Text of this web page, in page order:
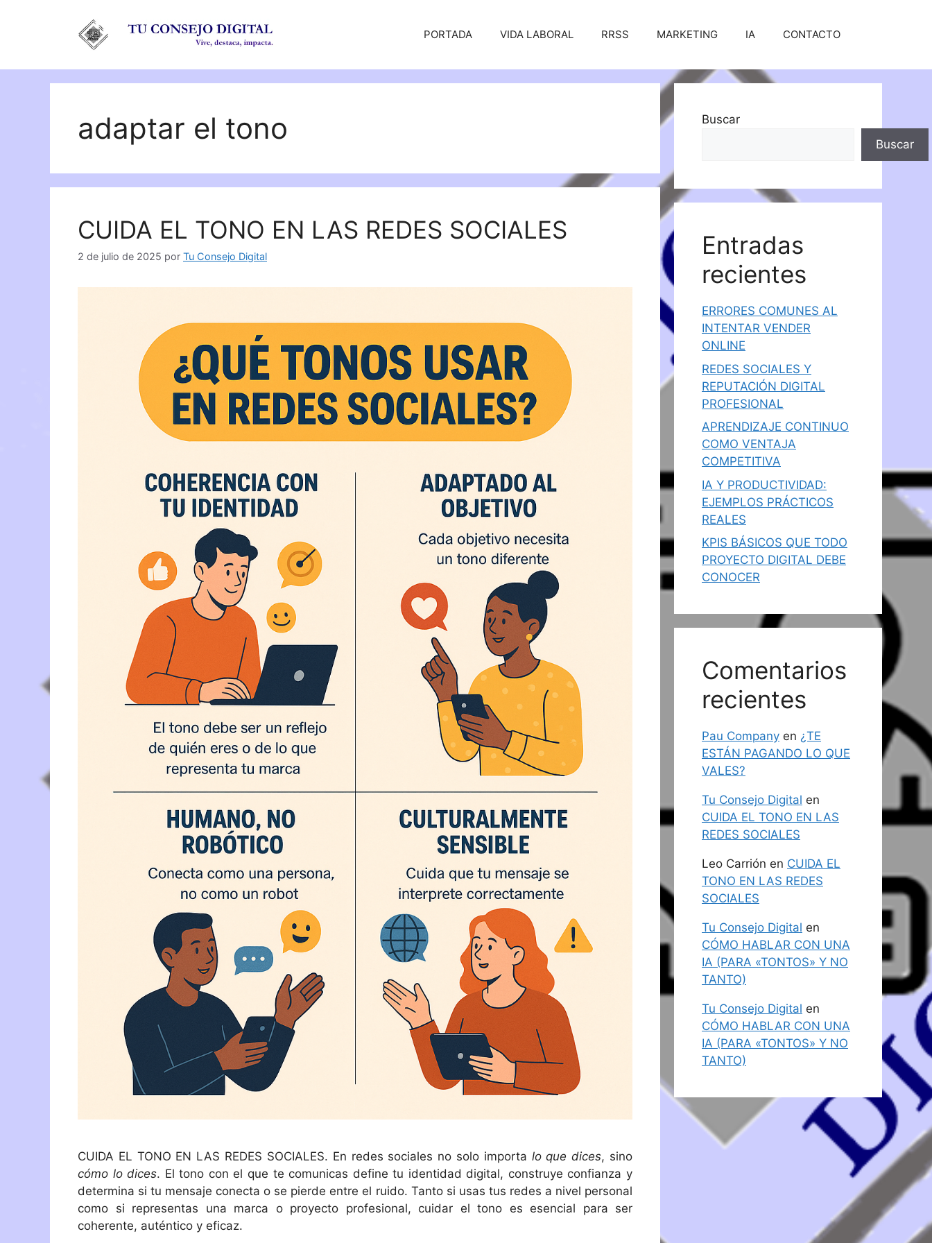
PORTADA VIDA LABORAL RRSS MARKETING IA CONTACTO
adaptar el tono
CUIDA EL TONO EN LAS REDES SOCIALES
2 de julio de 2025 por Tu Consejo Digital
CUIDA EL TONO EN LAS REDES SOCIALES. En redes sociales no solo importa lo que dices, sino
cómo lo dices. El tono con el que te comunicas define tu identidad digital, construye confianza y
determina si tu mensaje conecta o se pierde entre el ruido. Tanto si usas tus redes a nivel personal
como si representas una marca o proyecto profesional, cuidar el tono es esencial para ser
coherente, auténtico y eficaz.
Buscar
Buscar
Entradas
recientes
ERRORES COMUNES AL
INTENTAR VENDER
ONLINE
REDES SOCIALES Y
REPUTACIÓN DIGITAL
PROFESIONAL
APRENDIZAJE CONTINUO
COMO VENTAJA
COMPETITIVA
IA Y PRODUCTIVIDAD:
EJEMPLOS PRÁCTICOS
REALES
KPIS BÁSICOS QUE TODO
PROYECTO DIGITAL DEBE
CONOCER
Comentarios
recientes
Pau Company en ¿TE
ESTÁN PAGANDO LO QUE
VALES?
Tu Consejo Digital en
CUIDA EL TONO EN LAS
REDES SOCIALES
Leo Carrión en CUIDA EL
TONO EN LAS REDES
SOCIALES
Tu Consejo Digital en
CÓMO HABLAR CON UNA
IA (PARA «TONTOS» Y NO
TANTO)
Tu Consejo Digital en
CÓMO HABLAR CON UNA
IA (PARA «TONTOS» Y NO
TANTO)